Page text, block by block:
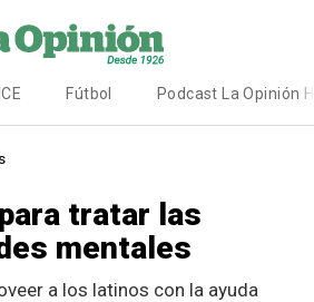
ICE Fútbol Podcast La Opinión
para tratar las
mentales
a los latinos con la ayuda